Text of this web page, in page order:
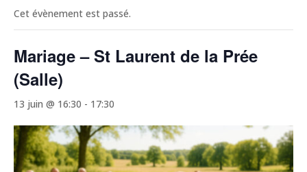
Cet évènement est passé.
Mariage – St Laurent de la Prée
(Salle)
13 juin @ 16:30 - 17:30